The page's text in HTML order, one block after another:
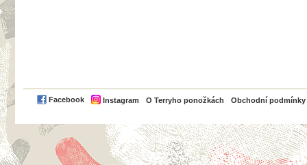
Facebook Instagram O Terryho ponožkách Obchodní podmínky
PayPal